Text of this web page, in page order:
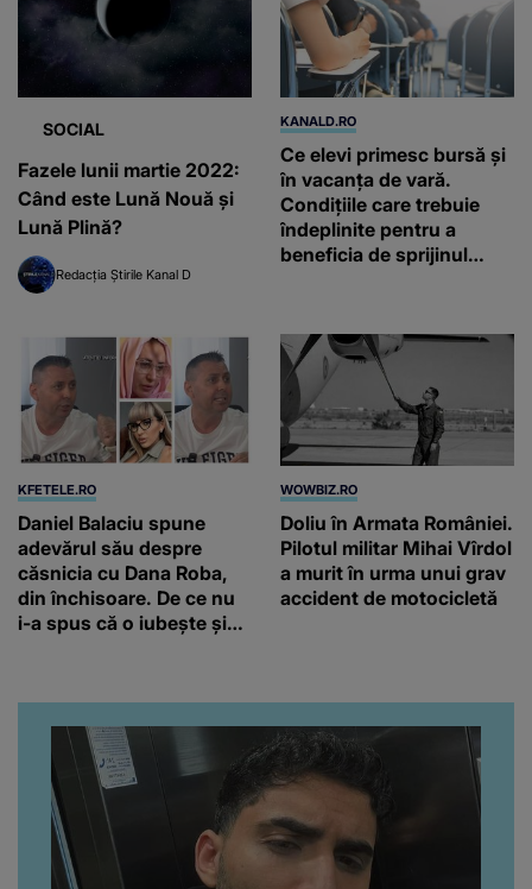
SOCIAL
Fazele lunii martie 2022:
Când este Lună Nouă şi
Lună Plină?
Redacția Știrile Kanal D
KANALD.RO
Ce elevi primesc bursă și
în vacanța de vară.
Condițiile care trebuie
îndeplinite pentru a
beneficia de sprijinul
KFETELE.RO
Daniel Balaciu spune
adevărul său despre
căsnicia cu Dana Roba,
din închisoare. De ce nu
i-a spus că o iubește și
“Am suflet mare. Eu am
ajutat-o.”
WOWBIZ.RO
Doliu în Armata României.
Pilotul militar Mihai Vîrdol
a murit în urma unui grav
accident de motocicletă